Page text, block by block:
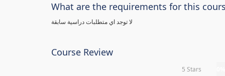
What are the requirements for this
لا توجد اي متطلبات دراسية سابقة
Course Review
5 Stars